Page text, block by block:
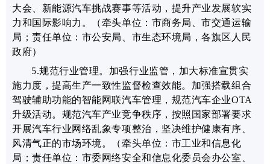
大会、新能源汽车挑战赛事等活动，提升产业发展软实
力和国际影响力。
（牵头单位：市商务局、市交通运输
局；责任单位：市公安局、市生态环境局，各旗区人民
政府）
5.规范行业管理。 加强行业监管，加大标准宣贯实
施力度，提高生产一致性监督检查效能。加强搭载组合
驾驶辅助功能的智能网联汽车管理，规范汽车企业OTA
升级活动。规范汽车产业竞争秩序，按照国家部署要求
开展汽车行业网络乱象专项整治，坚决维护健康有序、
风清气正的市场环境。
（牵头单位：市工业和信息化
局；责任单位：市委网络安全和信息化委员会办公室、